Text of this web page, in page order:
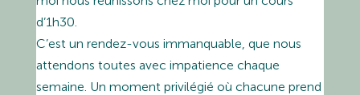
d’1h30.
C’est un rendez-vous immanquable, que nous
attendons toutes avec impatience chaque
semaine. Un moment privilégié où chacune prend